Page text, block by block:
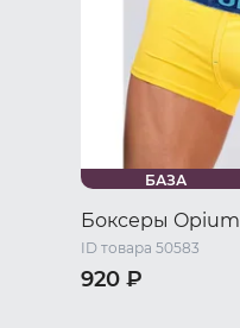
БАЗА
Боксеры Opium
ID товара 50583
920 ₽